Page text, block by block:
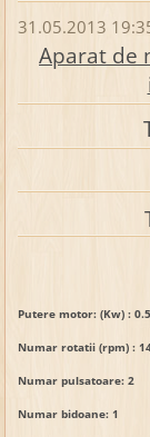
31.05.2013
Aparat de
Putere motor: (Kw) :
Numar rotatii (rpm) :
Numar pulsatoare: 2
Numar bidoane: 1